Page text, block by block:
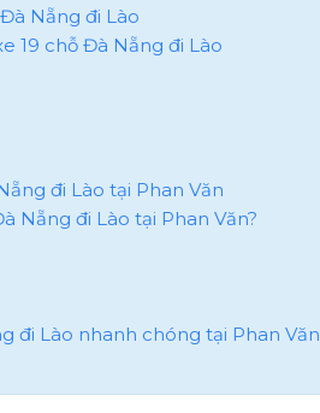
Nẵng đi Lào
19 chỗ Đà Nẵng đi Lào
đi Lào tại Phan Văn
Nẵng đi Lào tại Phan Văn?
đi Lào nhanh chóng tại Phan Văn